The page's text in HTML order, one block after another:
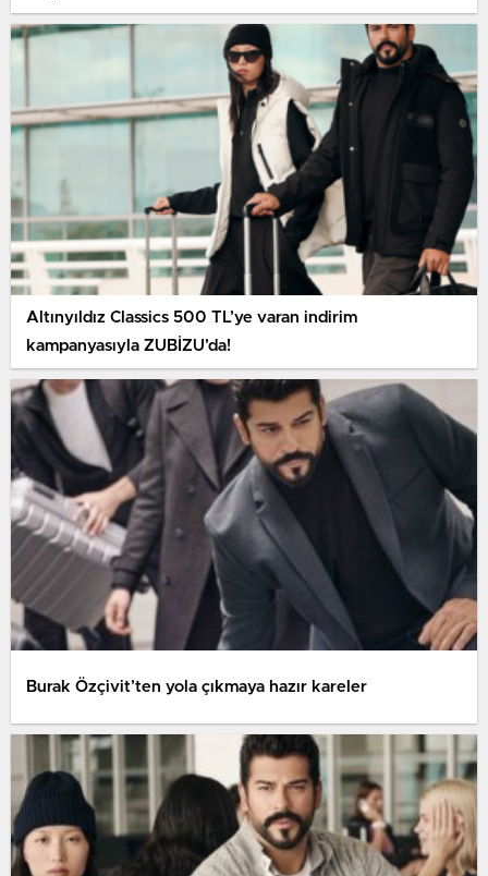
Altınyıldız Classics 500 TL’ye varan indirim
kampanyasıyla ZUBİZU’da!
Burak Özçivit’ten yola çıkmaya hazır kareler